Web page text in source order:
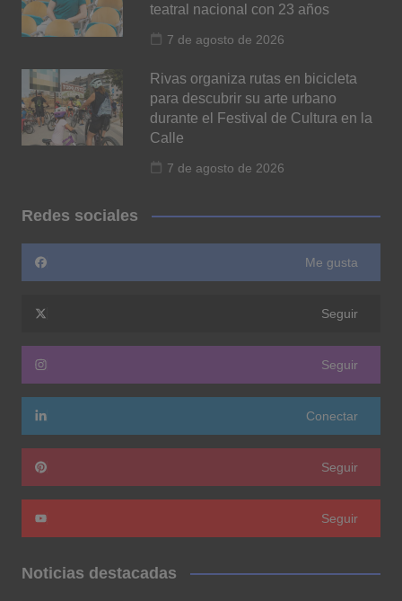
teatral nacional con 23 años
7 de agosto de 2026
Rivas organiza rutas en bicicleta
para descubrir su arte urbano
durante el Festival de Cultura en la
Calle
7 de agosto de 2026
Redes sociales
Me gusta
Seguir
Seguir
Conectar
Seguir
Seguir
Noticias destacadas